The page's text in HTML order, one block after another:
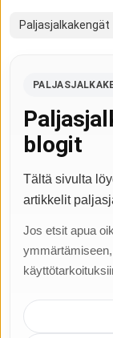
Paljasjalkakengät
blogit
Tältä sivulta
artikkelit
Jos etsit apua